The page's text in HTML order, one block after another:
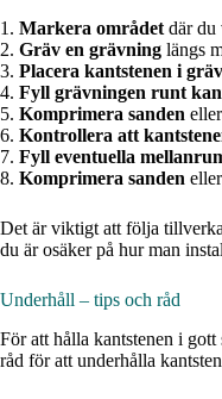
1. Markera området där du
2. Gräv en grävning längs
3. Placera kantstenen i
4. Fyll grävningen runt
5. Komprimera sanden
6. Kontrollera att
7. Fyll eventuella
8. Komprimera sanden
Det är viktigt att följa
du är osäker på hur man
Underhåll – tips och råd
För att hålla kantstenen i
råd för att underhålla